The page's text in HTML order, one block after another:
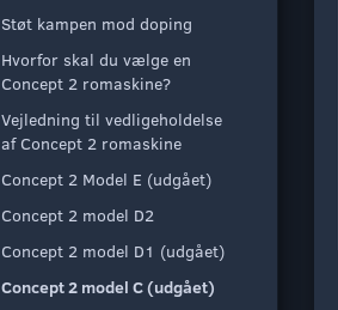
Støt kampen mod doping
Hvorfor skal du vælge en
Concept 2 romaskine?
Vejledning til vedligeholdelse
af Concept 2 romaskine
Concept 2 Model E (udgået)
Concept 2 model D2
Concept 2 model D1 (udgået)
Concept 2 model C (udgået)